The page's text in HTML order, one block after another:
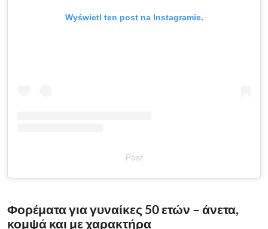
Wyświetl ten post na Instagramie.
Post
Φορέματα για γυναίκες 50 ετών – άνετα,
κομψά και με χαρακτήρα